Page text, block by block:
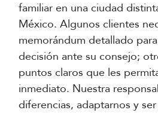
familiar en una ciudad
México. Algunos clientes
memorándum detallado
decisión ante su consejo;
puntos claros que les
inmediato. Nuestra
diferencias, adaptarnos y